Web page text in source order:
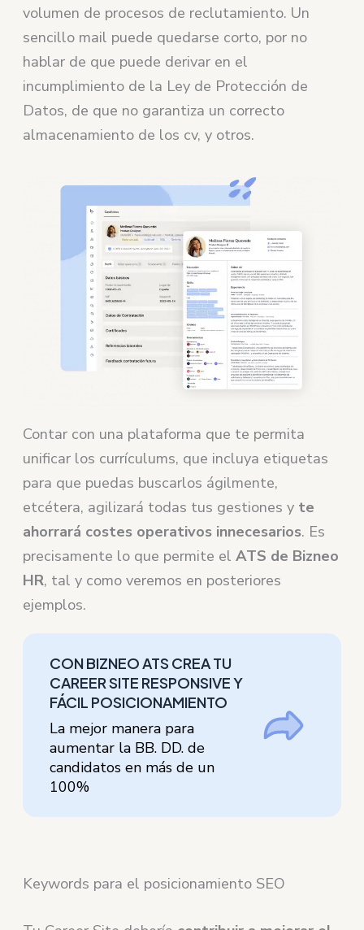
volumen de procesos de reclutamiento. Un
sencillo mail puede quedarse corto, por no
hablar de que puede derivar en el
incumplimiento de la Ley de Protección de
Datos, de que no garantiza un correcto
almacenamiento de los cv, y otros.
Contar con una plataforma que te permita
unificar los currículums, que incluya etiquetas
para que puedas buscarlos ágilmente,
etcétera, agilizará todas tus gestiones y te
ahorrará costes operativos innecesarios. Es
precisamente lo que permite elATS de Bizneo
HR, tal y como veremos en posteriores
ejemplos.
CON BIZNEO ATS CREA TU
CAREER SITE RESPONSIVE Y
FÁCIL POSICIONAMIENTO
La mejor manera para
aumentar la BB. DD. de
candidatos en más de un
100%
Keywords para el posicionamiento SEO